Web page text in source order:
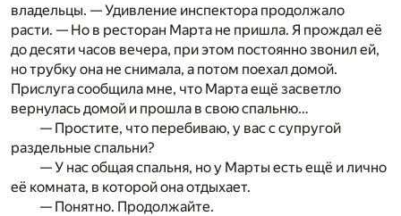
владельцы. — Удивление инспектора продолжало
расти. — Но в ресторан Марта не пришла. Я прождал её
до десяти часов вечера, при этом постоянно звонил ей,
но трубку она не снимала, а потом поехал домой.
Прислуга сообщила мне, что Марта ещё засветло
вернулась домой и прошла в свою спальню…
— Простите, что перебиваю, у вас с супругой
раздельные спальни?
— У нас общая спальня, но у Марты есть ещё и лично
её комната, в которой она отдыхает.
— Понятно. Продолжайте.